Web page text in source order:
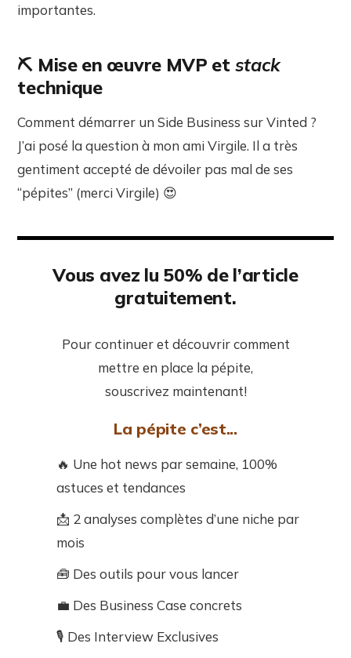
importantes.
⛏️ Mise en œuvre MVP et stack
technique
Comment démarrer un Side Business sur Vinted ?
J’ai posé la question à mon ami Virgile. Il a très
gentiment accepté de dévoiler pas mal de ses
“pépites” (merci Virgile) 😍
Vous avez lu 50% de l’article
gratuitement.
Pour continuer et découvrir comment
mettre en place la pépite,
souscrivez maintenant!
La pépite c’est...
🔥 Une hot news par semaine, 100%
astuces et tendances
📩 2 analyses complètes d’une niche par
mois
🧰 Des outils pour vous lancer
💼 Des Business Case concrets
🎙️ Des Interview Exclusives